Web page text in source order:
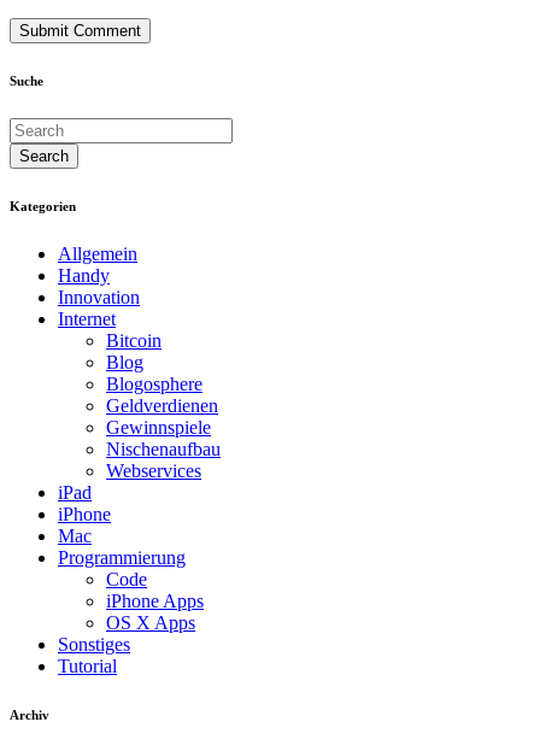
Suche
Kategorien
Allgemein
Handy
Innovation
Internet
Bitcoin
Blog
Blogosphere
Geldverdienen
Gewinnspiele
Nischenaufbau
Webservices
iPad
iPhone
Mac
Programmierung
Code
iPhone Apps
OS X Apps
Sonstiges
Tutorial
Archiv